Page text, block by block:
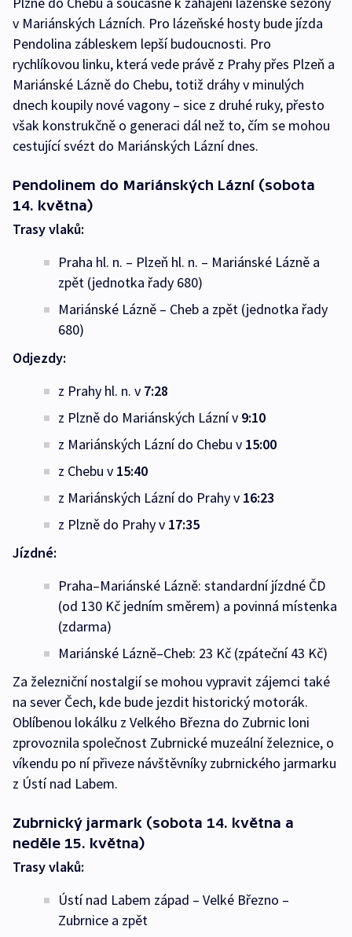
v Mariánských Lázních. Pro lázeňské hosty bude jízda
Pendolina zábleskem lepší budoucnosti. Pro
rychlíkovou linku, která vede právě z Prahy přes Plzeň a
Mariánské Lázně do Chebu, totiž dráhy v minulých
dnech koupily nové vagony – sice z druhé ruky, přesto
však konstrukčně o generaci dál než to, čím se mohou
cestující svézt do Mariánských Lázní dnes.
Pendolinem do Mariánských Lázní (sobota
14. května)
Trasy vlaků:
Praha hl. n. – Plzeň hl. n. – Mariánské Lázně a
zpět (jednotka řady 680)
Mariánské Lázně – Cheb a zpět (jednotka řady
680)
Odjezdy:
z Prahy hl. n. v 7:28
z Plzně do Mariánských Lázní v 9:10
z Mariánských Lázní do Chebu v 15:00
z Chebu v 15:40
z Mariánských Lázní do Prahy v 16:23
z Plzně do Prahy v 17:35
Jízdné:
Praha–Mariánské Lázně: standardní jízdné ČD
(od 130 Kč jedním směrem) a povinná místenka
(zdarma)
Mariánské Lázně–Cheb: 23 Kč (zpáteční 43 Kč)
Za železniční nostalgií se mohou vypravit zájemci také
na sever Čech, kde bude jezdit historický motorák.
Oblíbenou lokálku z Velkého Března do Zubrnic loni
zprovoznila společnost Zubrnické muzeální železnice, o
víkendu po ní přiveze návštěvníky zubrnického jarmarku
z Ústí nad Labem.
Zubrnický jarmark (sobota 14. května a
neděle 15. května)
Trasy vlaků:
Ústí nad Labem západ – Velké Březno –
Zubrnice a zpět